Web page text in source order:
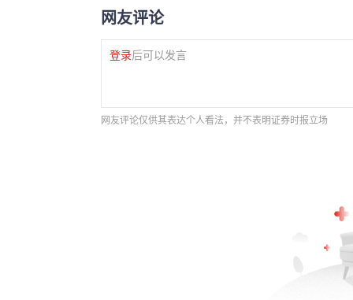
网友评论
登录后可以发言
网友评论仅供其表达个人看法，并不表明证券时报立场